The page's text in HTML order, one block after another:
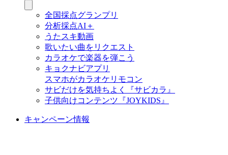
全国採点グランプリ
分析採点AI＋
うたスキ動画
歌いたい曲をリクエスト
カラオケで楽器を弾こう
キョクナビアプリ
スマホがカラオケリモコン
サビだけを気持ちよく『サビカラ』
子供向けコンテンツ『JOYKIDS』
キャンペーン情報